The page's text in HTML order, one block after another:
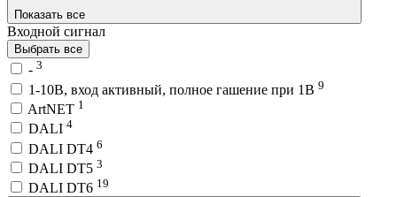
Показать все
Входной сигнал
Выбрать все
- 3
1-10В, вход активный, полное гашение при 1В 9
ArtNET 1
DALI 4
DALI DT4 6
DALI DT5 3
DALI DT6 19